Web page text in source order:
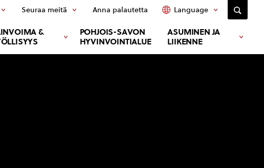
&
POHJOIS-SAVON
HYVINVOINTIALUE
ASUMINEN JA
LIIKENNE
Seuraa meitä Anna palautetta Language